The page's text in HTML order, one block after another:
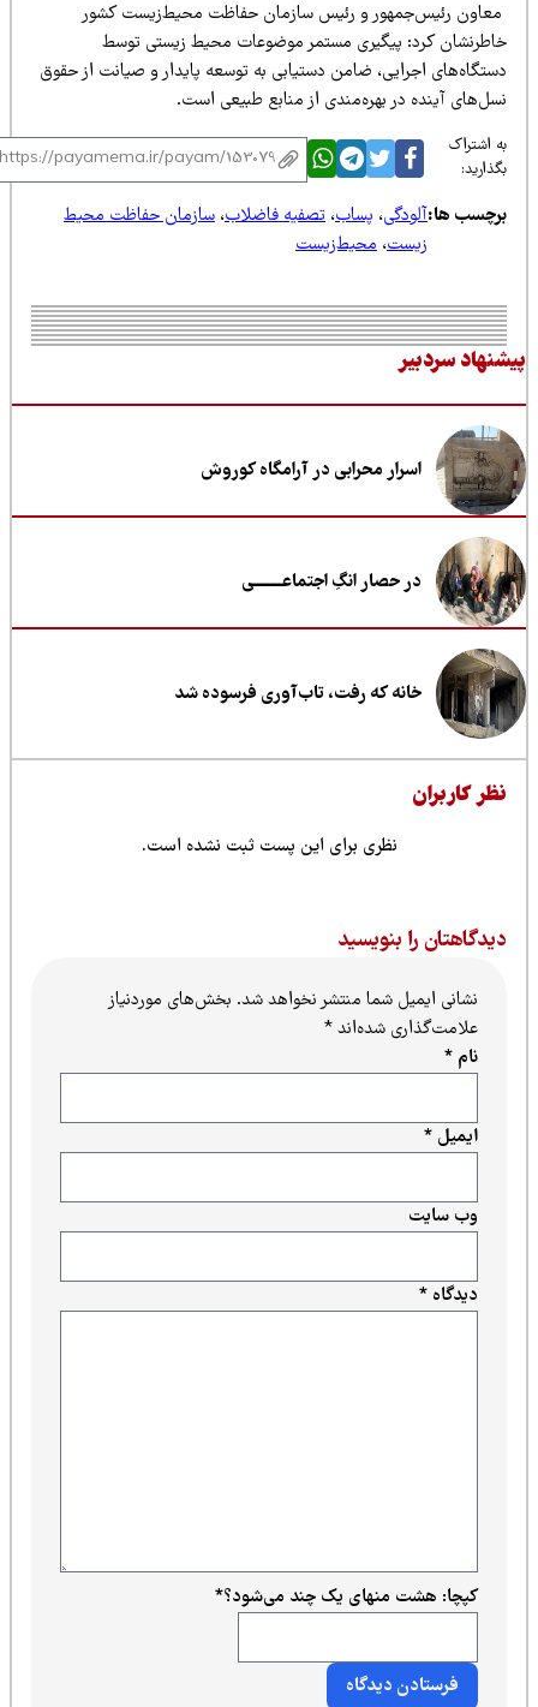
رئیس‌جمهور و رئیس سازمان حفاظت محیط‌زیست کشور
کرد: پیگیری مستمر موضوعات محیط زیستی توسط
اجرایی، ضامن دستیابی به توسعه پایدار و صیانت از حقوق
آینده در بهره‌مندی از منابع طبیعی است.
اشتراک
ها:آلودگی،پساب ،تصفیه فاضلاب،سازمان حفاظت محیط
زیست،محیط‌زیست
سردبیر
اسرار محرابی در آرامگاه کوروش
در حصار انگِ اجتماعــــــــی
خانه که رفت، تاب‌آوری فرسوده شد
کاربران
نظری برای این پست ثبت نشده است.
را بنویسید
نشانی ایمیل شما منتشر نخواهد شد.بخش‌های موردنیاز
علامت‌گذاری شده‌اند*
دیدگاه*
ایمیل*
وب‌ سایت
کپچا: هشت منهای یک چند می‌شود؟*